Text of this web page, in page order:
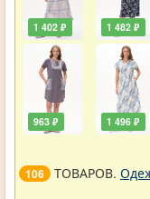
1 402 ₽
963 ₽
1 482 ₽
1 496 ₽
106 ТОВАРОВ.